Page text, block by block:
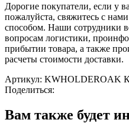
Дорогие покупатели, если у
пожалуйста, свяжитесь с
способом. Наши сотрудники
вопросам логистики,
прибытии товара, а также
расчеты стоимости доставки.
Артикул: KWHOLDEROAK
Поделиться:
Вам также будет